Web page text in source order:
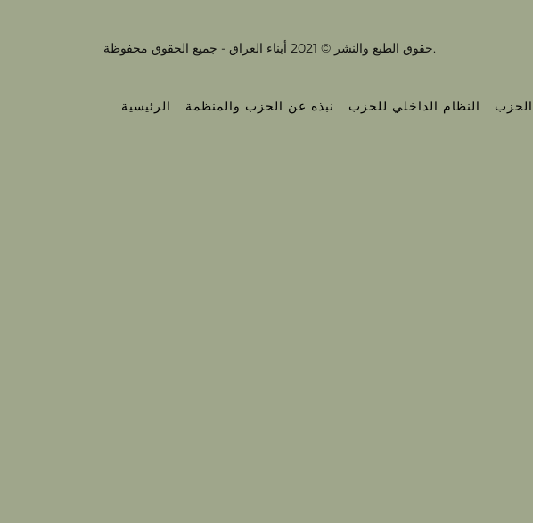
حقوق الطبع والنشر © 2021 أبناء العراق - جميع الحقوق محفوظة.
الرئيسية نبذه عن الحزب والمنظمة النظام الداخلي للحزب